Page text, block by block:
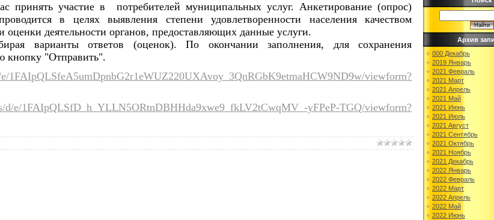
участие в потребителей муниципальных услуг. Анкетирование (опрос)
в целях выявления степени удовлетворенности населения качеством
оценки деятельности органов, предоставляющих данные услуги.
варианты ответов (оценок). По окончании заполнения, для сохранения
кнопку "Отправить".
1FAIpQLSfeA5umDpnbG2r1eWUZ220UXAvoy_3QnRGbK9etmaHCW9ND9w/viewform?
d/e/1FAIpQLSfD_h_YLLN5ORtnDBHHda9xwe9_fkLV2tCwqMV_-yFPeP-TGQ/viewform?
Архив
000 Декабрь
2019 Январь
2021 Февраль
2021 Март
2021 Апрель
2021 Май
2021 Июнь
2021 Июль
2021 Август
2021 Сентябрь
2021 Октябрь
2021 Ноябрь
2021 Декабрь
2022 Январь
2022 Февраль
2022 Март
2022 Апрель
2022 Май
2022 Июнь